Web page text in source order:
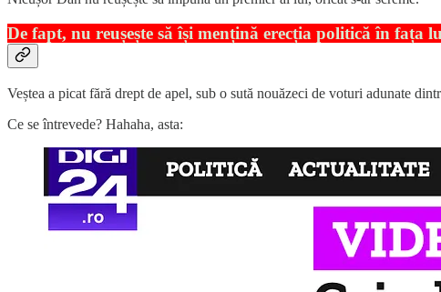
De fapt, nu reușește să își mențină erecția politică în
Veștea a picat fără drept de apel, sub o sută nouăzeci de voturi adunate
Ce se întrevede? Hahaha, asta: